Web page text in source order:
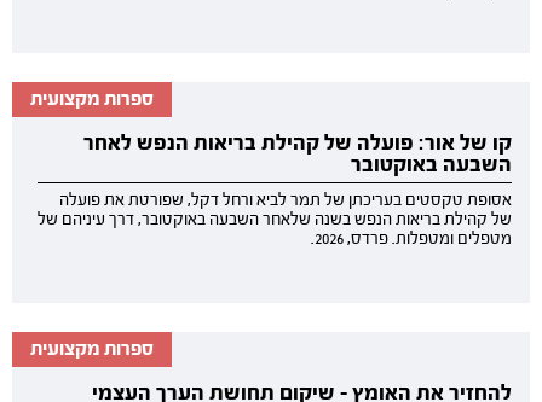
ספרות מקצועית
קו של אור: פועלה של קהילת בריאות הנפש לאחר
השבעה באוקטובר
אסופת טקסטים בעריכתן של תמר לביא ורחל דקל, שפורטת את פועלה
של קהילת בריאות הנפש בשנה שלאחר השבעה באוקטובר, דרך עיניהם של
מטפלים ומטפלות. פרדס, 2026.
ספרות מקצועית
להחזיר את האומץ - שיקום תחושת הערך העצמי